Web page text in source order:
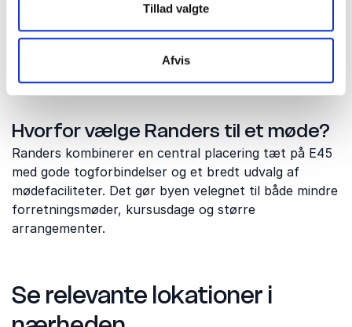
Tillad valgte
Afvis
Til workshops bør du vælge lokaler med fleksibel
indretning, plads til gruppearbejde og moderne AV-
og aktive mødeformer end et traditionelt mødelokale.
Hvorfor vælge Randers til et møde?
Randers kombinerer en central placering tæt på E45
med gode togforbindelser og et bredt udvalg af
mødefaciliteter. Det gør byen velegnet til både mindre
forretningsmøder, kursusdage og større
arrangementer.
Se relevante lokationer i